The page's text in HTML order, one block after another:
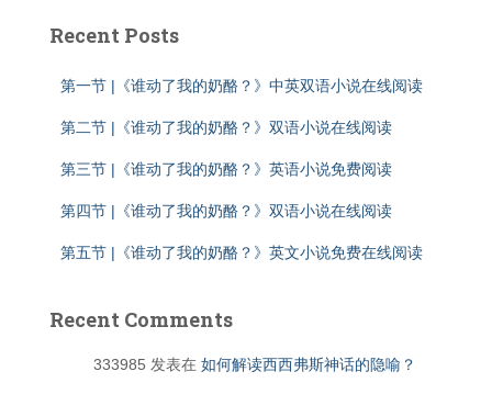
Recent Posts
第一节 |《谁动了我的奶酪？》中英双语小说在线阅读
第二节 |《谁动了我的奶酪？》双语小说在线阅读
第三节 |《谁动了我的奶酪？》英语小说免费阅读
第四节 |《谁动了我的奶酪？》双语小说在线阅读
第五节 |《谁动了我的奶酪？》英文小说免费在线阅读
Recent Comments
333985 发表在 如何解读西西弗斯神话的隐喻？